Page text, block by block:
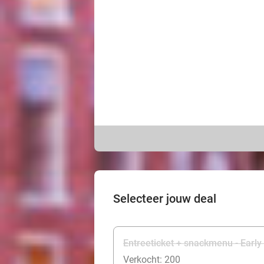
Selecteer jouw deal
Entreeticket + snackmenu -
Verkocht: 200